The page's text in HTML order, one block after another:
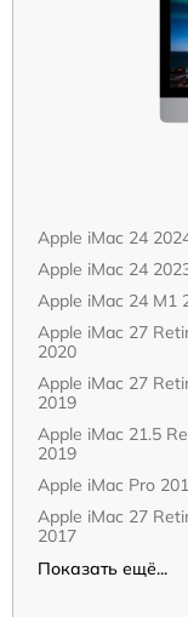
Apple iMac 24
Apple iMac 24
Apple iMac 24 M1
Apple iMac 27
2020
Apple iMac 27
2019
Apple iMac 21.5
2019
Apple iMac Pro
Apple iMac 27
2017
Показать ещё...